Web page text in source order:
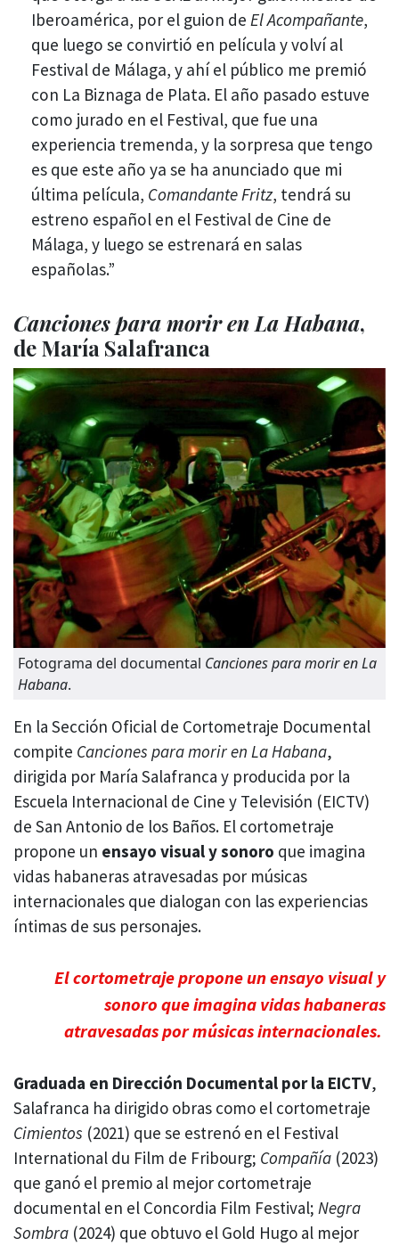
Iberoamérica, por el guion de El Acompañante,
que luego se convirtió en película y volví al
Festival de Málaga, y ahí el público me premió
con La Biznaga de Plata. El año pasado estuve
como jurado en el Festival, que fue una
experiencia tremenda, y la sorpresa que tengo
es que este año ya se ha anunciado que mi
última película, Comandante Fritz, tendrá su
estreno español en el Festival de Cine de
Málaga, y luego se estrenará en salas
españolas.”
Canciones para morir en La Habana,
de María Salafranca
Fotograma del documental Canciones para morir en La
Habana.
En la Sección Oficial de Cortometraje Documental
compite Canciones para morir en La Habana,
dirigida por María Salafranca y producida por la
Escuela Internacional de Cine y Televisión (EICTV)
de San Antonio de los Baños. El cortometraje
propone un ensayo visual y sonoro que imagina
vidas habaneras atravesadas por músicas
internacionales que dialogan con las experiencias
íntimas de sus personajes.
El cortometraje propone un ensayo visual y
sonoro que imagina vidas habaneras
atravesadas por músicas internacionales.
Graduada en Dirección Documental por la EICTV,
Salafranca ha dirigido obras como el cortometraje
Cimientos (2021) que se estrenó en el Festival
International du Film de Fribourg; Compañía (2023)
que ganó el premio al mejor cortometraje
documental en el Concordia Film Festival; Negra
Sombra (2024) que obtuvo el Gold Hugo al mejor